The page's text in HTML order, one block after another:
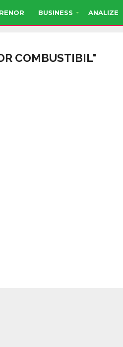
BUSINESS ANALIZE
COMBUSTIBIL"